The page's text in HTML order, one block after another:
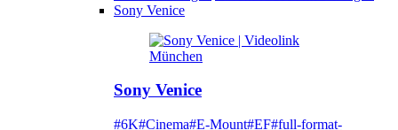
Sony Venice
Sony Venice
#6K#Cinema#E-Mount#EF#full-format-